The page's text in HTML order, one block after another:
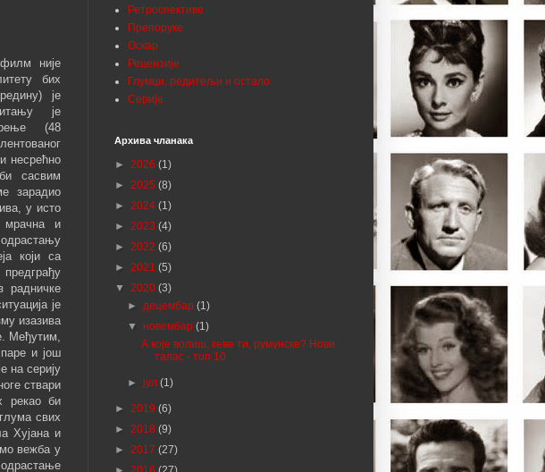
није
бих
је
је
(48
несрећно
сасвим
зарадио
у исто
мрачна и
који са
радничке
је
изазива
Међутим,
и још
на серију
ствари
рекао би
свих
Хујана и
вежба у
Ретроспективе
Препоруке
Оскар
Рецензије
Глумци, редитељи и остало
Серије
Архива чланака
► 2026 (1)
► 2025 (8)
► 2024 (1)
► 2023 (4)
► 2022 (6)
► 2021 (5)
▼ 2020 (3)
►децембар(1)
▼новембар(1)
А које волиш, кеве ти, румунске? Нови
талас - топ 10
►јул(1)
► 2019 (6)
► 2018 (9)
► 2017 (27)